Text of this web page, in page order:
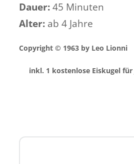
Dauer: 45 Minuten
Alter: ab 4 Jahre
Copyright © 1963 by Leo Lionni
inkl. 1 kostenlose Eiskugel